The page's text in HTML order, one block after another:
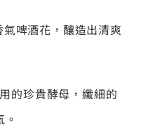
啤酒花，釀造出清爽
的珍貴酵母，纖細的